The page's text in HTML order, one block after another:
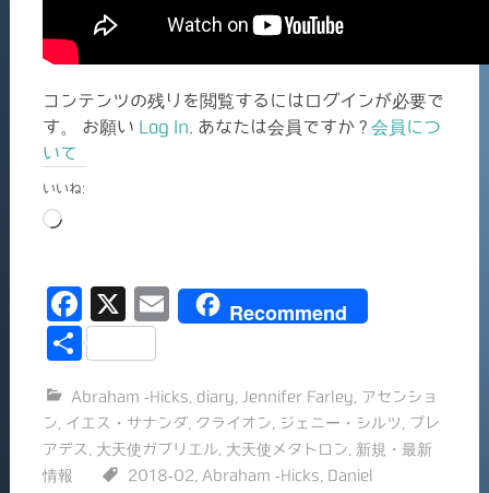
コンテンツの残りを閲覧するにはログインが必要で
す。 お願い Log In . あなたは会員ですか ? 会員につ
いて
いいね:
読
み
中…
F
a
e
b
X
E
l
Recommend
共
Abraham -Hicks diary Jennifer Farley
アセンショ
ン
イエス・サナンダ, クライオン ジェニー・シルツ
プレ
アデス
大天使ガブリエル 大天使メタトロン
新規・最新
情報
2018-02 Abraham -Hicks Daniel